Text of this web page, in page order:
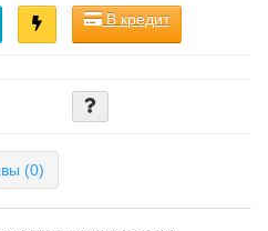
В кредит
(0)